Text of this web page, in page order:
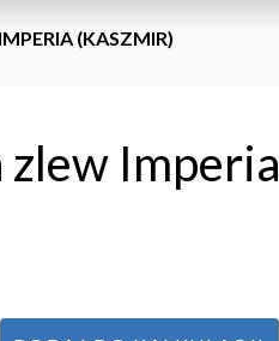
(KASZMIR)
zlew Imperia